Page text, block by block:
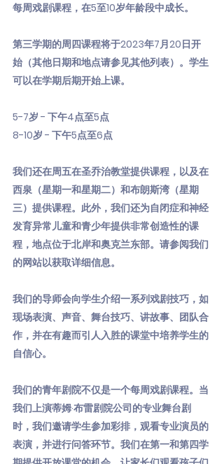
每周戏剧课程，在5至10岁年龄段中成长。
第三学期的周四课程将于2023年7月20日开
始（其他日期和地点请参见其他列表）。学生
可以在学期后期开始上课。
5-7岁 - 下午4点至5点
8-10岁 - 下午5点至6点
我们还在周五在圣乔治教堂提供课程，以及在
西泉（星期一和星期二）和布朗斯湾（星期
三）提供课程。此外，我们还为自闭症和神经
发育异常儿童和青少年提供非常创造性的课
程，地点位于北岸和奥克兰东部。请参阅我们
的网站以获取详细信息。
我们的导师会向学生介绍一系列戏剧技巧，如
现场表演、声音、舞台技巧、讲故事、团队合
作，并在有趣而引人入胜的课堂中培养学生的
自信心。
我们的青年剧院不仅是一个每周戏剧课程。当
我们上演蒂姆·布雷剧院公司的专业舞台剧
时，我们邀请学生参加彩排，观看专业演员的
表演，并进行问答环节。我们在第一和第四学